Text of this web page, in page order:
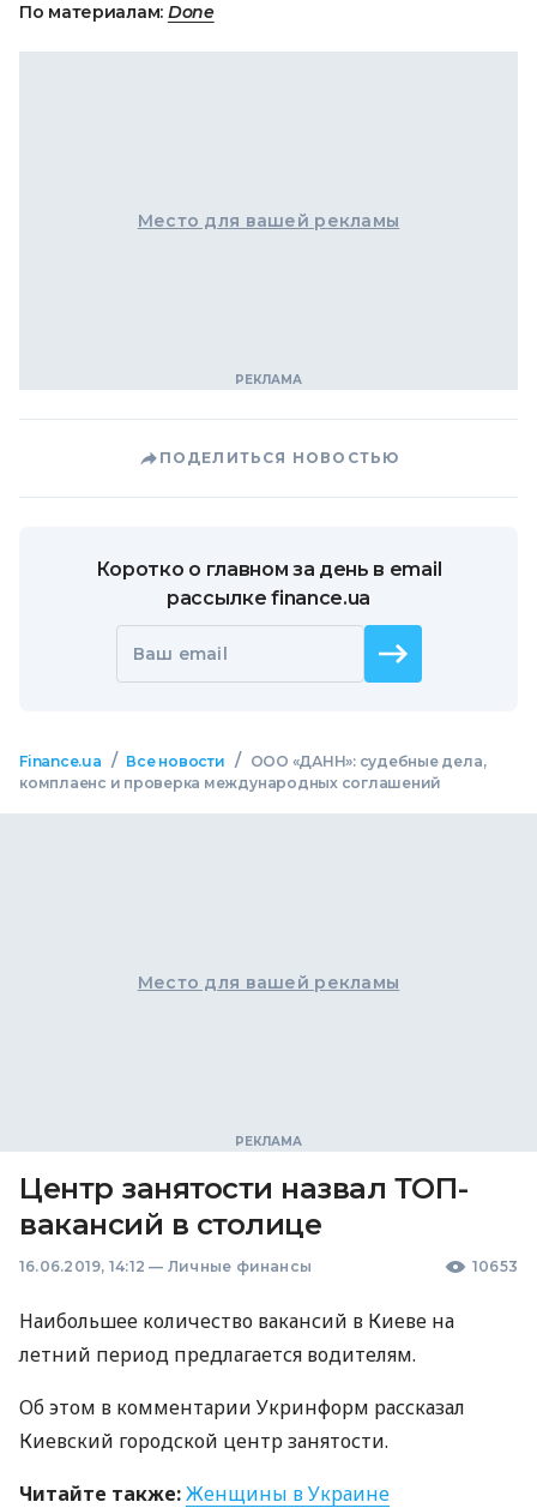
По материалам: Done
Место для вашей рекламы
ПОДЕЛИТЬСЯ НОВОСТЬЮ
Коротко о главном за день в email
рассылке finance.ua
Ваш email
Finance.ua / Все новости /
ООО «ДАНН»: судебные дела,
комплаенс и проверка международных соглашений
Место для вашей рекламы
Центр занятости назвал ТОП-
вакансий в столице
16.06.2019, 14:12 — Личные финансы 10653
Наибольшее количество вакансий в Киеве на
летний период предлагается водителям.
Об этом в комментарии Укринформ рассказал
Киевский городской центр занятости.
Читайте также:Женщины в Украине